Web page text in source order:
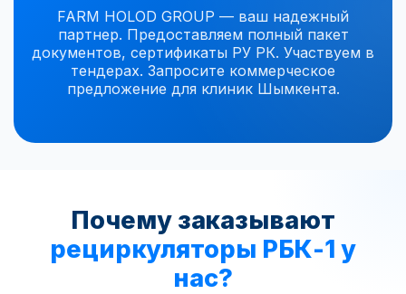
FARM HOLOD GROUP — ваш надежный
партнер. Предоставляем полный пакет
документов, сертификаты РУ РК. Участвуем в
тендерах. Запросите коммерческое
предложение для клиник Шымкента.
Почему заказывают
рециркуляторы РБК-1 у
нас?